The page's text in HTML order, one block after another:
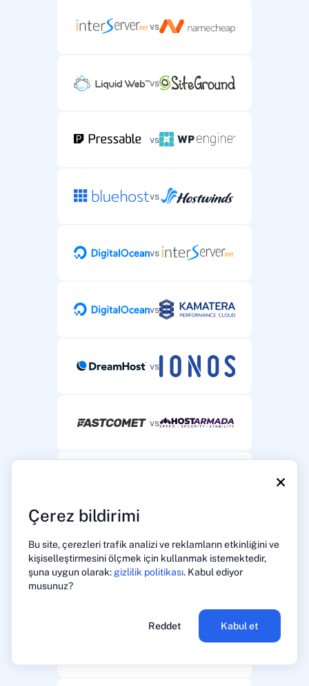
×
Çerez bildirimi
Bu site, çerezleri trafik analizi ve reklamların etkinliğini ve
kişiselleştirmesini ölçmek için kullanmak istemektedir,
şuna uygun olarak: gizlilik politikası. Kabul ediyor
musunuz?
Reddet Kabul et
vs
vs
vs
vs
vs
vs
vs
vs